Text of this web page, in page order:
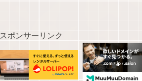
スポンサーリンク